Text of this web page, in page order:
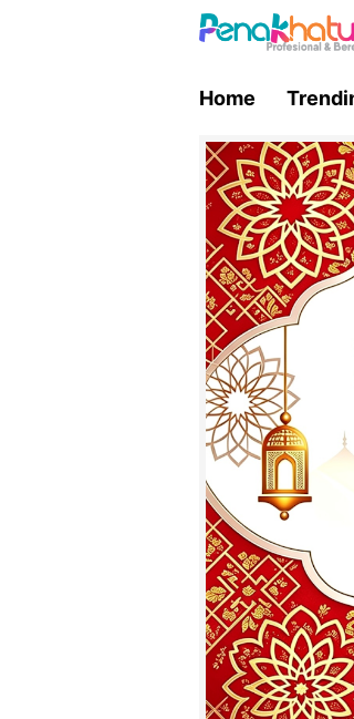
Home